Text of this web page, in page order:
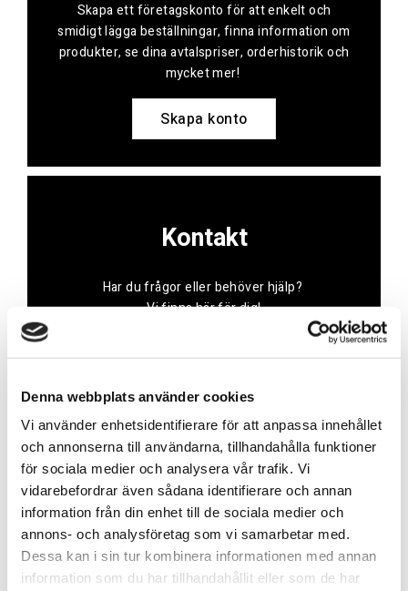
Denna webbplats använder cookies
Vi använder enhetsidentifierare för att anpassa innehållet
och annonserna till användarna, tillhandahålla funktioner
för sociala medier och analysera vår trafik. Vi
vidarebefordrar även sådana identifierare och annan
information från din enhet till de sociala medier och
annons- och analysföretag som vi samarbetar med.
Dessa kan i sin tur kombinera informationen med annan
information som du har tillhandahållit eller som de har
Skapa ett företagskonto för att enkelt och
smidigt lägga beställningar, finna information om
produkter, se dina avtalspriser, orderhistorik och
mycket mer!
Skapa konto
Kontakt
Har du frågor eller behöver hjälp?
Vi finns här för dig!
Vår kundtjänst är tillgänglig Mån – Fre: 07:30 –
16:30
Referenser